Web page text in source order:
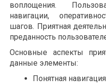
воплощения.
навигации,
шагов. Приятная
преданность
Основные аспекты
данные элементы:
Понятная